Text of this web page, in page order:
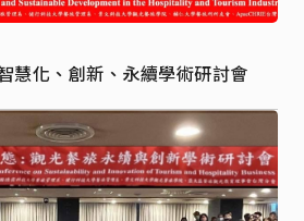
慧化、創新、永續學術研討會